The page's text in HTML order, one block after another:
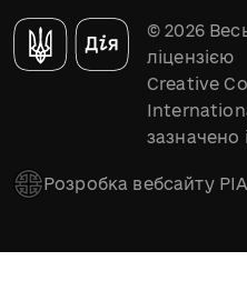
© 2026
ліцензією
Creative
зазначено
Розробка вебсайту